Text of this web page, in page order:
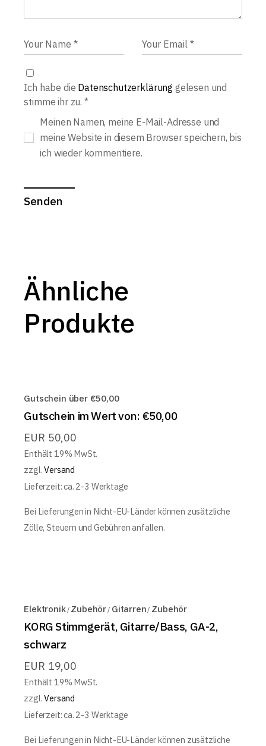
Ich habe die Datenschutzerklärung gelesen und
stimme ihr zu. *
Meinen Namen, meine E-Mail-Adresse und
meine Website in diesem Browser speichern, bis
ich wieder kommentiere.
Senden
Ähnliche
Produkte
Gutschein über €50,00
Gutschein im Wert von: €50,00
EUR 50,00
Enthält 19% MwSt.
zzgl.Versand
Lieferzeit: ca. 2-3 Werktage
Bei Lieferungen in Nicht-EU-Länder können zusätzliche
Zölle, Steuern und Gebühren anfallen.
Elektronik Zubehör Gitarren Zubehör
KORG Stimmgerät, Gitarre/Bass, GA-2,
schwarz
EUR 19,00
Enthält 19% MwSt.
zzgl.Versand
Lieferzeit: ca. 2-3 Werktage
Bei Lieferungen in Nicht-EU-Länder können zusätzliche